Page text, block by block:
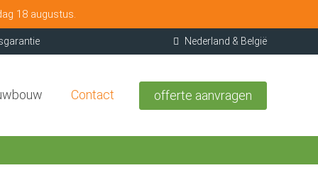
18 augustus.
Nederland & België
Contact offerte aanvragen